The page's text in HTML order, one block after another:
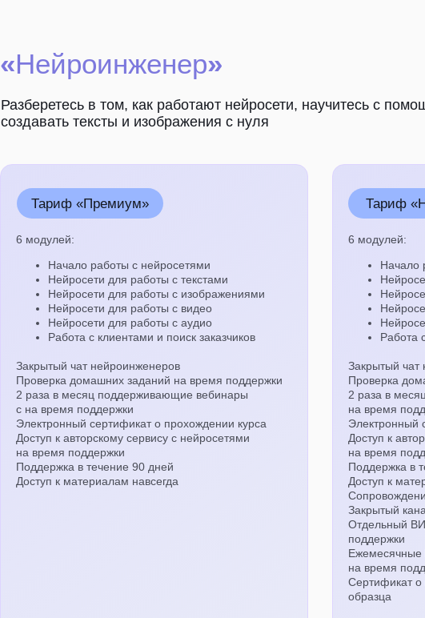
6 модулей:
Начало
Работа
Закрытый чат
Проверка
2 раза в
на время
Электронный
Доступ к
на время
Поддержка в
Доступ к
Закрытый
Отдельный
поддержки
Ежемесячные
на время
Сертификат о
образца
«Нейроинженер»
6 модулей:
Начало работы с нейросетями
Нейросети для работы с текстами
Нейросети для работы с изображениями
Нейросети для работы с видео
Нейросети для работы с аудио
Работа с клиентами и поиск заказчиков
Закрытый чат нейроинженеров
Проверка домашних заданий на время поддержки
2 раза в месяц поддерживающие вебинары
с на время поддержки
Электронный сертификат о прохождении курса
Доступ к авторскому сервису с нейросетями
на время поддержки
Поддержка в течение 90 дней
Доступ к материалам навсегда
Тариф «Премиум» Тариф
Разберетесь в том, как работают нейросети, научитесь с
создавать тексты и изображения с нуля